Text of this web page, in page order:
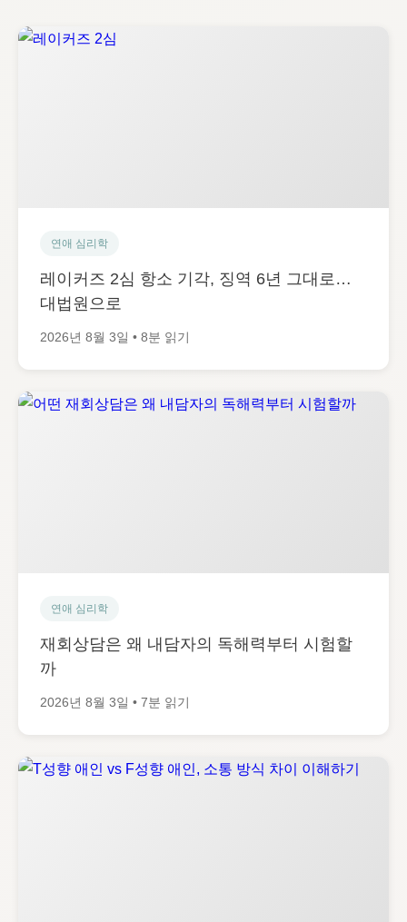
연애 심리학
레이커즈 2심 항소 기각, 징역 6년 그대로…
대법원으로
2026년 8월 3일 • 8분 읽기
연애 심리학
재회상담은 왜 내담자의 독해력부터 시험할
까
2026년 8월 3일 • 7분 읽기